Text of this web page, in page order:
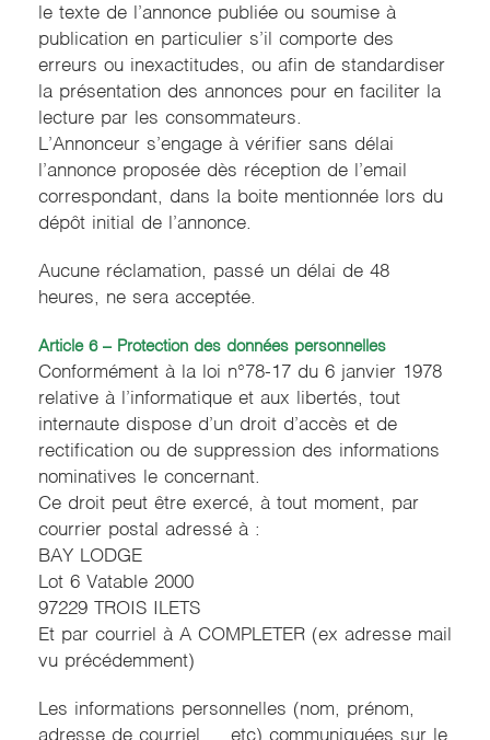
le texte de l’annonce publiée ou soumise à
publication en particulier s’il comporte des
erreurs ou inexactitudes, ou afin de standardiser
la présentation des annonces pour en faciliter la
lecture par les consommateurs.
L’Annonceur s’engage à vérifier sans délai
l’annonce proposée dès réception de l’email
correspondant, dans la boite mentionnée lors du
dépôt initial de l’annonce.
Aucune réclamation, passé un délai de 48
heures, ne sera acceptée.
Article 6 – Protection des données personnelles
Conformément à la loi n°78-17 du 6 janvier 1978
relative à l’informatique et aux libertés, tout
internaute dispose d’un droit d’accès et de
rectification ou de suppression des informations
nominatives le concernant.
Ce droit peut être exercé, à tout moment, par
courrier postal adressé à :
BAY LODGE
Lot 6 Vatable 2000
97229 TROIS ILETS
Et par courriel à A COMPLETER (ex adresse mail
vu précédemment)
Les informations personnelles (nom, prénom,
adresse de courriel, …etc) communiquées sur le